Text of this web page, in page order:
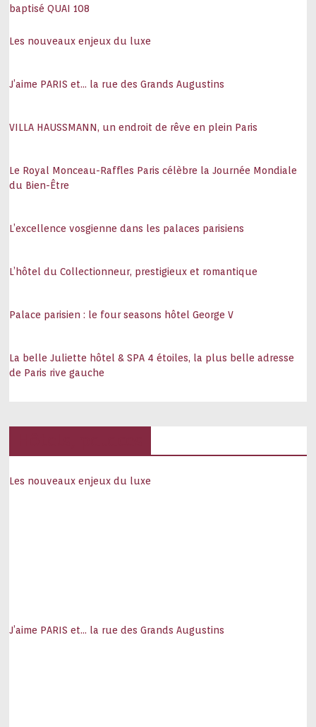
baptisé QUAI 108
Les nouveaux enjeux du luxe
J’aime PARIS et… la rue des Grands Augustins
VILLA HAUSSMANN, un endroit de rêve en plein Paris
Le Royal Monceau-Raffles Paris célèbre la Journée Mondiale
du Bien-Être
L’excellence vosgienne dans les palaces parisiens
L’hôtel du Collectionneur, prestigieux et romantique
Palace parisien : le four seasons hôtel George V
La belle Juliette hôtel & SPA 4 étoiles, la plus belle adresse
de Paris rive gauche
Les nouveaux enjeux du luxe
J’aime PARIS et… la rue des Grands Augustins